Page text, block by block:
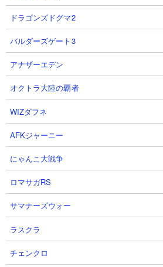
注意すべき敵
スペースサイクロン
体力： 1,499,999
攻撃力： 9,999
射程： 240
KB： 3回
特殊能力： 10％の確率で相手の攻撃力
HP30％以下のとき攻撃力200％。
ドラゴンズドグマ2
バルダーズゲート3
アナザーエデン
オクトラ大陸の覇者
WIZダフネ
AFKジャーニー
にゃんこ大戦争
ロマサガRS
サマナーズウォー
ラスクラ
チェンクロ